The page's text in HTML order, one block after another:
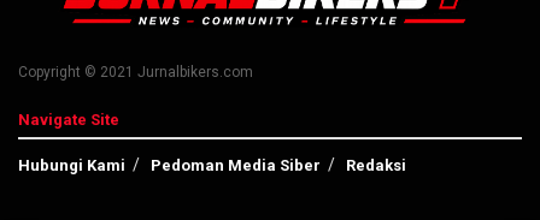
Copyright © 2021 Jurnalbikers.com
Navigate Site
Hubungi Kami Pedoman Media Siber Redaksi